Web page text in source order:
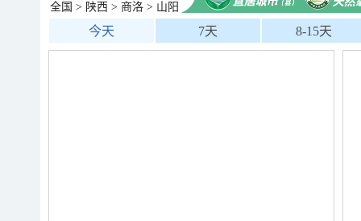
全国 > 陕西 > 商洛 > 山阳
今天 7天 8-15天